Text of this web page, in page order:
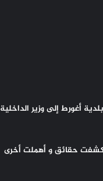
أغورط إلى وزير الداخلية
كشفت حقائق و أهملت أخرى